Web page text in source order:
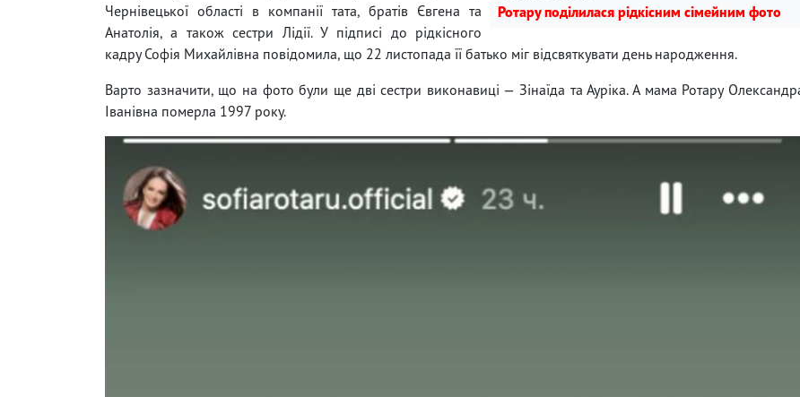
Ротару поділилася рідкісним сімейним фото
Чернівецької області в компанії тата, братів Євгена та
Анатолія, а також сестри Лідії. У підписі до рідкісного
кадру Софія Михайлівна повідомила, що 22 листопада її батько міг відсвяткувати день народження.
Варто зазначити, що на фото були ще дві сестри виконавиці — Зінаїда та Ауріка. А мама Ротару
Іванівна померла 1997 року.